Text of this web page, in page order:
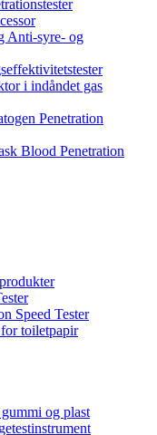
Anti-syre- og
i indåndet gas
Penetration
Blood Penetration
Speed ​​Tester
toiletpapir
og plast